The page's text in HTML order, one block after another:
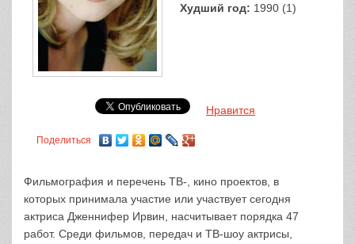
Худший год: 1990 (1)
Нравится
Поделиться
Фильмография и перечень ТВ-, кино проектов, в
которых принимала участие или участвует сегодня
актриса Дженнифер Ирвин, насчитывает порядка 47
работ. Среди фильмов, передач и ТВ-шоу актрисы,